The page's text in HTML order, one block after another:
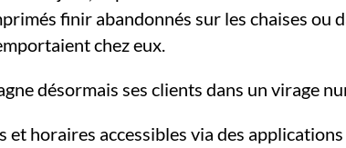
finir abandonnés sur les chaises ou
chez eux.
désormais ses clients dans un virage
et horaires accessibles via des